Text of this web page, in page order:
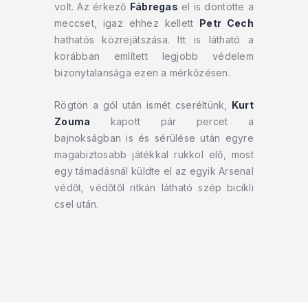
volt. Az érkező Fábregas el is döntötte a
meccset, igaz ehhez kellett
Petr Cech
hathatós közrejátszása. Itt is látható a
korábban említett legjobb védelem
bizonytalansága ezen a mérkőzésen.
Rögtön a gól után ismét cseréltünk, Kurt
Zouma kapott pár percet a
bajnokságban is és sérülése után egyre
magabiztosabb játékkal rukkol elő, most
egy támadásnál küldte el az egyik Arsenal
védőt, védőtől ritkán látható szép bicikli
csel után.